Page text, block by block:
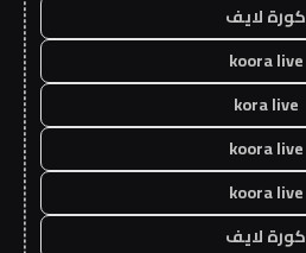
كورة لايف
koora live
kora live
koora live
koora live
كورة لايف